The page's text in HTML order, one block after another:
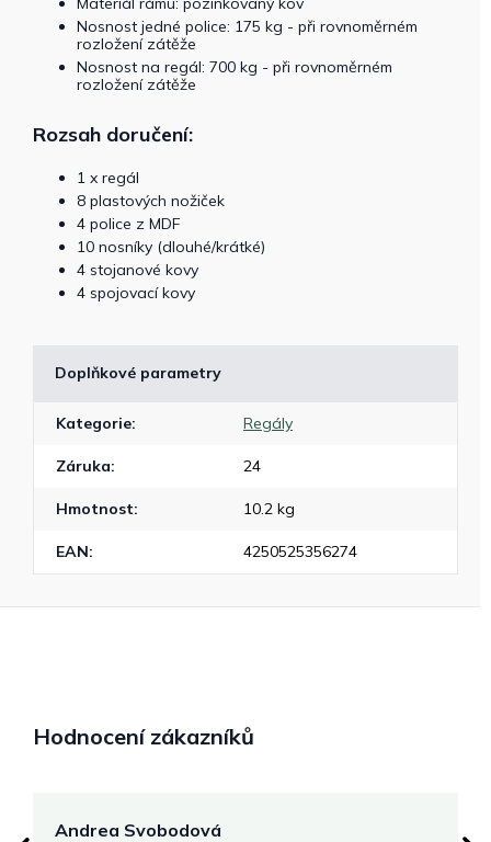
Nosnost jedné police: 175 kg - při rovnoměrném
rozložení zátěže
Nosnost na regál: 700 kg - při rovnoměrném
rozložení zátěže
Rozsah doručení:
1 x regál
8 plastových nožiček
4 police z MDF
10 nosníky (dlouhé/krátké)
4 stojanové kovy
4 spojovací kovy
Doplňkové parametry
Kategorie: Regály
Záruka: 24
Hmotnost: 10.2 kg
EAN: 4250525356274
Hodnocení zákazníků
Andrea Svobodová